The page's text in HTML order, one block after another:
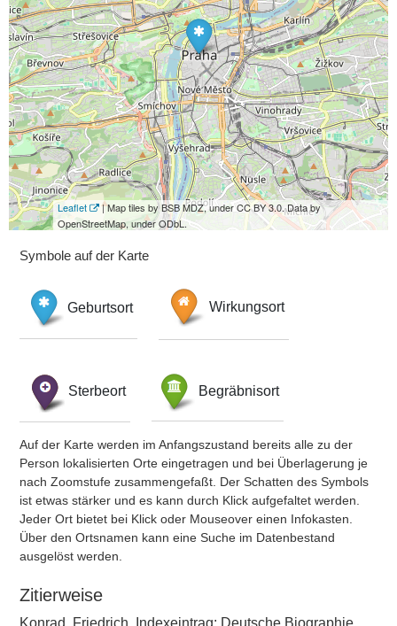
Leaflet
| Map tiles by BSB MDZ, under CC BY 3.0. Data by
OpenStreetMap, under ODbL.
Symbole auf der Karte
Geburtsort Wirkungsort
Sterbeort Begräbnisort
Auf der Karte werden im Anfangszustand bereits alle zu der
Person lokalisierten Orte eingetragen und bei Überlagerung je
nach Zoomstufe zusammengefaßt. Der Schatten des Symbols
ist etwas stärker und es kann durch Klick aufgefaltet werden.
Jeder Ort bietet bei Klick oder Mouseover einen Infokasten.
Über den Ortsnamen kann eine Suche im Datenbestand
ausgelöst werden.
Zitierweise
Konrad, Friedrich, Indexeintrag: Deutsche Biographie,